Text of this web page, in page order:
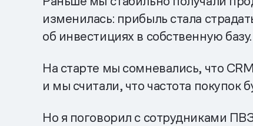
изменилась: прибыль стала
об инвестициях в собственную базу.
На старте мы сомневались, что
и мы считали, что частота покупок
Но я поговорил с сотрудниками